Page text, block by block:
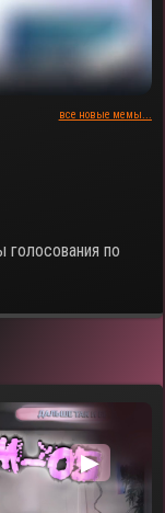
все новые мемы...
голосования по
▶